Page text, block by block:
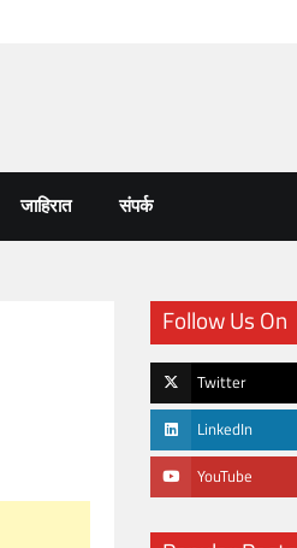
जाहिरात संपर्क
Follow Us On
Twitter
LinkedIn
YouTube